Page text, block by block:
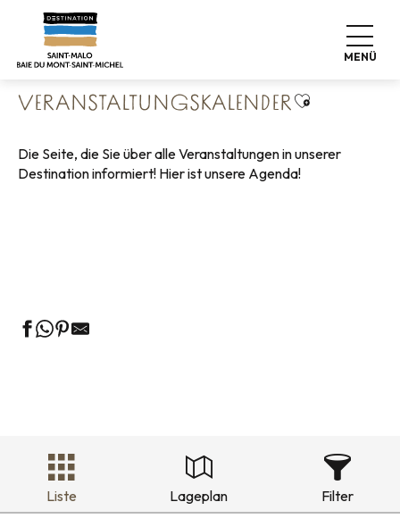
contenu
MENÜ
Startseite
Veranstaltungskalender
VERANSTALTUNGSKALENDERAjouter aux
Die Seite, die Sie über alle Veranstaltungen in unserer
Destination informiert! Hier ist unsere Agenda!
Liste Lageplan Filter